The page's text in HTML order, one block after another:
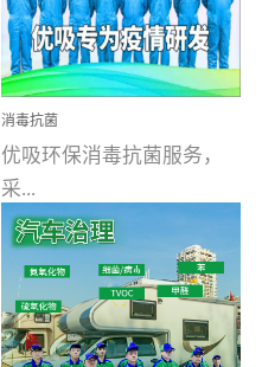
消毒抗菌
优吸环保消毒抗菌服务，
采...
用行业公认奥维牌消毒
液，具备杀死人体冠状病
毒的功效，杀菌率